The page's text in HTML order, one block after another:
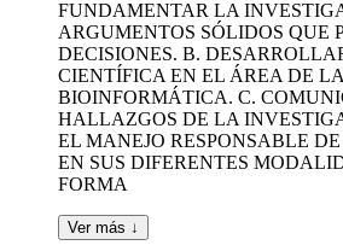
FUNDAMENTAR LA
ARGUMENTOS SÓLIDOS QUE
DECISIONES. B.
CIENTÍFICA EN EL ÁREA DE
BIOINFORMÁTICA. C.
HALLAZGOS DE LA
EL MANEJO RESPONSABLE
EN SUS DIFERENTES
FORMA
Ver más ↓